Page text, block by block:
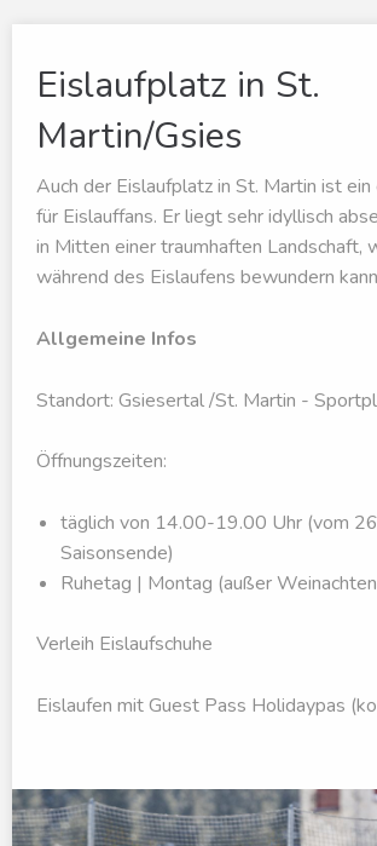
Eislaufplatz in St.
Martin/Gsies
Auch der Eislaufplatz in St. Martin ist
für Eislauffans. Er liegt sehr idyllisch
in Mitten einer traumhaften Landschaft,
während des Eislaufens bewundern
Allgemeine Infos
Standort: Gsiesertal /St. Martin -
Öffnungszeiten:
täglich von 14.00-19.00 Uhr (vom
Saisonsende)
Ruhetag | Montag (außer
Verleih Eislaufschuhe
Eislaufen mit Guest Pass Holidaypas